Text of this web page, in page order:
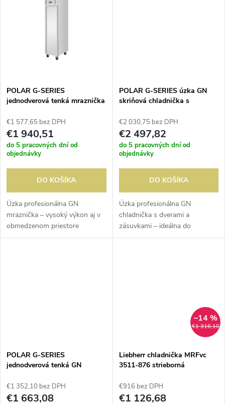
POLAR G-SERIES
jednodverová tenká mraznička
€1 577,65 bez DPH
€1 940,51
do 5 pracovných dní od
objednávky
DO KOŠÍKA
Úzka profesionálna GN
mraznička – vysoký výkon aj v
obmedzenom priestore
Kompaktná, no výkonná
POLAR G-SERIES úzka GN
skriňová chladnička s
zásuvkami
€2 030,75 bez DPH
€2 497,82
do 5 pracovných dní od
objednávky
DO KOŠÍKA
Úzka profesionálna GN
chladnička s dverami a
zásuvkami – ideálna do
menších gastro prevádzok.
POLAR G-SERIES
jednodverová tenká GN
€1 352,10 bez DPH
€1 663,08
€1 316,10
–14 %
Liebherr chladnička MRFvc
3511-876 strieborná
€916 bez DPH
€1 126,68